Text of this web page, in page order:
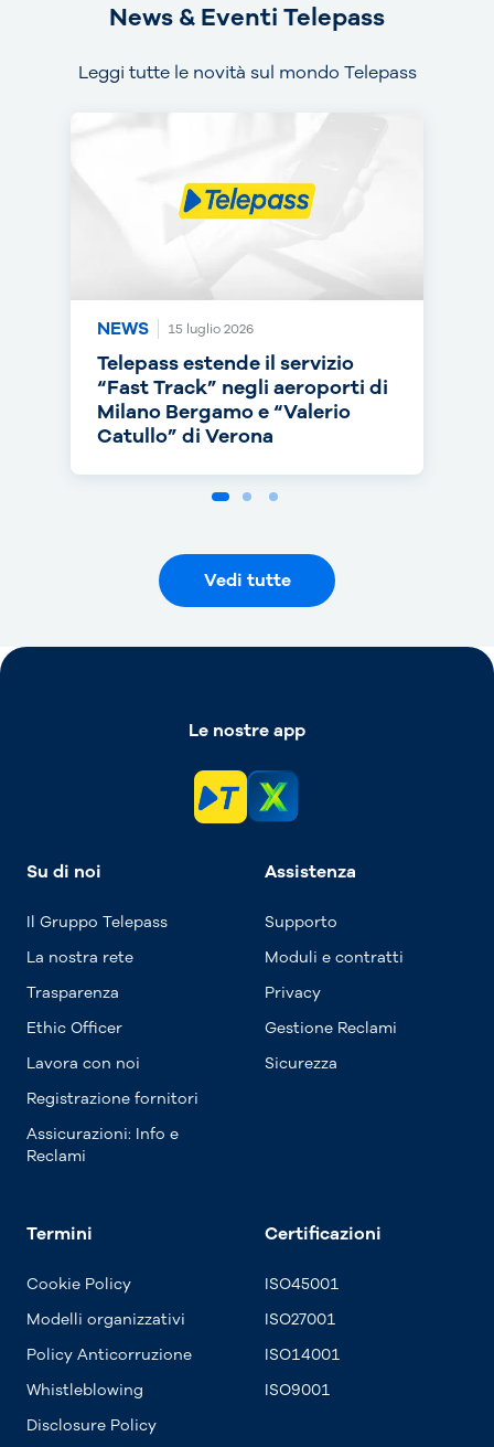
News & Eventi Telepass
Leggi tutte le novità sul mondo Telepass
NEWS 15 luglio 2026
Telepass estende il servizio
“Fast Track” negli aeroporti di
Milano Bergamo e “Valerio
Catullo” di Verona
NEWS 14 luglio 2026
Telepass punta sull’RC Auto e
torna on air con una nuova
campagna
NEWS 30 giugno 2026
Telepass cresce in europa: dal
1° luglio telepedaggio attivo
anche nei Paesi Bassi
Vedi tutte
Le nostre app
Su di noi
Il Gruppo Telepass
La nostra rete
Trasparenza
Ethic Officer
Lavora con noi
Registrazione fornitori
Assicurazioni: Info e
Reclami
Assistenza
Supporto
Moduli e contratti
Privacy
Gestione Reclami
Sicurezza
Termini
Cookie Policy
Modelli organizzativi
Policy Anticorruzione
Whistleblowing
Disclosure Policy
Certificazioni
ISO45001
ISO27001
ISO14001
ISO9001